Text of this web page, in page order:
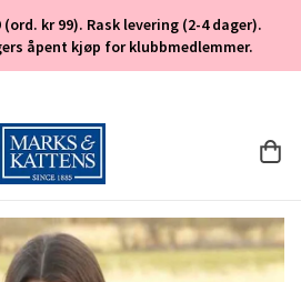
kr 99). Rask levering (2-4 dager).
åpent kjøp for klubbmedlemmer.